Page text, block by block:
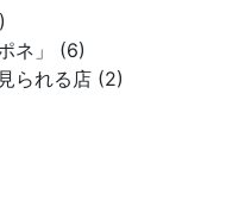
ネ」 (6)
られる店 (2)